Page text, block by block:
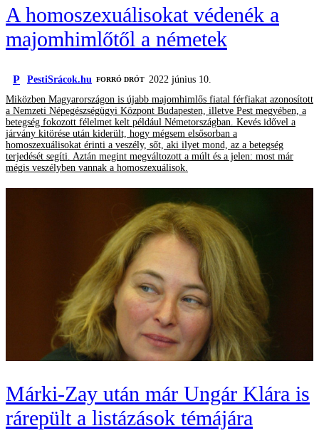
A homoszexuálisokat védenék a
majomhimlőtől a németek
P PestiSrácok.hu FORRÓ DRÓT 2022 június 10.
Miközben Magyarországon is újabb majomhimlős fiatal férfiakat azonosított
a Nemzeti Népegészségügyi Központ Budapesten, illetve Pest megyében, a
betegség fokozott félelmet kelt például Németországban. Kevés idővel a
járvány kitörése után kiderült, hogy mégsem elsősorban a
homoszexuálisokat érinti a veszély, sőt, aki ilyet mond, az a betegség
terjedését segíti. Aztán megint megváltozott a múlt és a jelen: most már
mégis veszélyben vannak a homoszexuálisok.
Márki-Zay után már Ungár Klára is
rárepült a listázások témájára